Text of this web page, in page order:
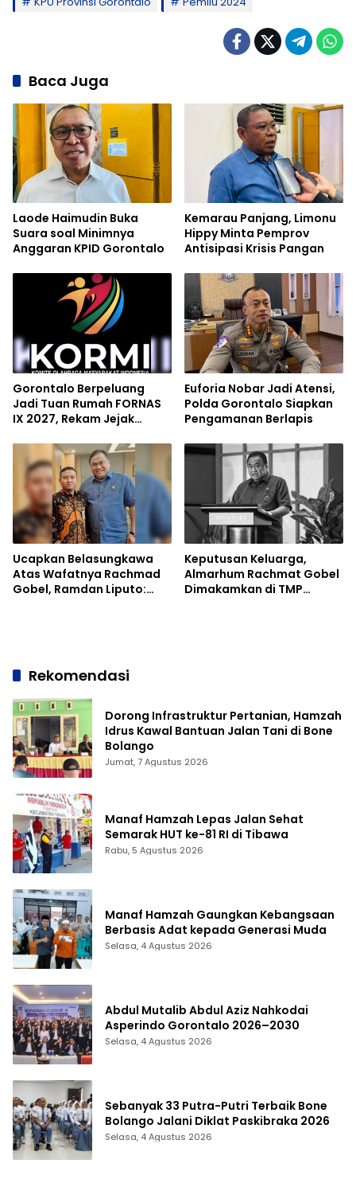
Baca Juga
Laode Haimudin Buka
Suara soal Minimnya
Anggaran KPID Gorontalo
Kemarau Panjang, Limonu
Hippy Minta Pemprov
Antisipasi Krisis Pangan
Gorontalo Berpeluang
Jadi Tuan Rumah FORNAS
IX 2027, Rekam Jejak
Modal
Euforia Nobar Jadi Atensi,
Polda Gorontalo Siapkan
Pengamanan Berlapis
Ucapkan Belasungkawa
Atas Wafatnya Rachmad
Gobel, Ramdan Liputo:
Keputusan Keluarga,
Almarhum Rachmat Gobel
Dimakamkan di TMP
Rekomendasi
Dorong Infrastruktur Pertanian, Hamzah
Idrus Kawal Bantuan Jalan Tani di Bone
Bolango
Jumat, 7 Agustus 2026
Manaf Hamzah Lepas Jalan Sehat
Semarak HUT ke-81 RI di Tibawa
Rabu, 5 Agustus 2026
Manaf Hamzah Gaungkan Kebangsaan
Berbasis Adat kepada Generasi Muda
Selasa, 4 Agustus 2026
Abdul Mutalib Abdul Aziz Nahkodai
Asperindo Gorontalo 2026–2030
Selasa, 4 Agustus 2026
Sebanyak 33 Putra-Putri Terbaik Bone
Bolango Jalani Diklat Paskibraka 2026
Selasa, 4 Agustus 2026